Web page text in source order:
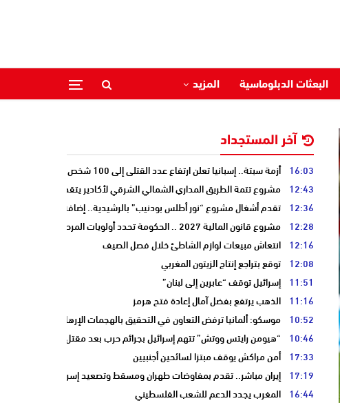
البعثات الدبلوماسية المزيد
آخر المستجداد
16:03 أزمة سبتة.. إسبانيا تعلن ارتفاع عدد القتلى إلى 100 شخص
12:43 مشروع تتمة الطريق المداري الشمالي الشرقي لأكادير يتقدم نحو مرحلة
12:36 تقدم أشغال مشروع “نور أطلس بودنيب” بالرشيدية.. إضافة 33 ميغاوات إلى الشبكة الوطنية
12:28 مشروع قانون المالية 2027 .. الحكومة تحدد أولويات المرحلة المقبلة
12:16 انتعاش مبيعات لوازم الشاطئ خلال فصل الصيف
12:08 توقع بتراجع إنتاج الزيتون المغربي
11:51 إسرائيل توقف “عابرين إلى لبنان”
11:16 الذهب يرتفع بفضل آمال إعادة فتح هرمز
10:52 موسكو: ألمانيا ترفض التعاون في التحقيق بالهجمات الإرهابية على أنابيب
10:46 “هيومن رايتس ووتش” تتهم إسرائيل بجرائم حرب بعد مقتل الصحفية آمال
17:33 أمن مراكش يوقف مبتزا لسائحين أجنبيين
17:19 إيران مباشر.. تقدم بمفاوضات طهران ومسقط وتصعيد إسرائيلي جنوب لبنان
16:44 المغرب يجدد الدعم للشعب الفلسطيني